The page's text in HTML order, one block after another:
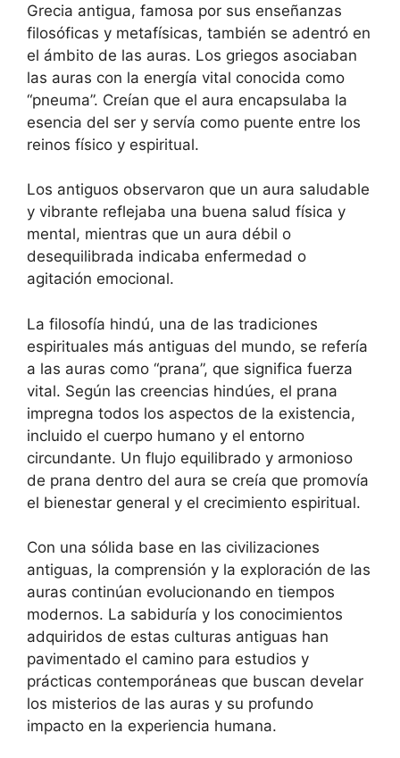
Grecia antigua, famosa por sus enseñanzas
filosóficas y metafísicas, también se adentró en
el ámbito de las auras. Los griegos asociaban
las auras con la energía vital conocida como
“pneuma”. Creían que el aura encapsulaba la
esencia del ser y servía como puente entre los
reinos físico y espiritual.
Los antiguos observaron que un aura saludable
y vibrante reflejaba una buena salud física y
mental, mientras que un aura débil o
desequilibrada indicaba enfermedad o
agitación emocional.
La filosofía hindú, una de las tradiciones
espirituales más antiguas del mundo, se refería
a las auras como “prana”, que significa fuerza
vital. Según las creencias hindúes, el prana
impregna todos los aspectos de la existencia,
incluido el cuerpo humano y el entorno
circundante. Un flujo equilibrado y armonioso
de prana dentro del aura se creía que promovía
el bienestar general y el crecimiento espiritual.
Con una sólida base en las civilizaciones
antiguas, la comprensión y la exploración de las
auras continúan evolucionando en tiempos
modernos. La sabiduría y los conocimientos
adquiridos de estas culturas antiguas han
pavimentado el camino para estudios y
prácticas contemporáneas que buscan develar
los misterios de las auras y su profundo
impacto en la experiencia humana.